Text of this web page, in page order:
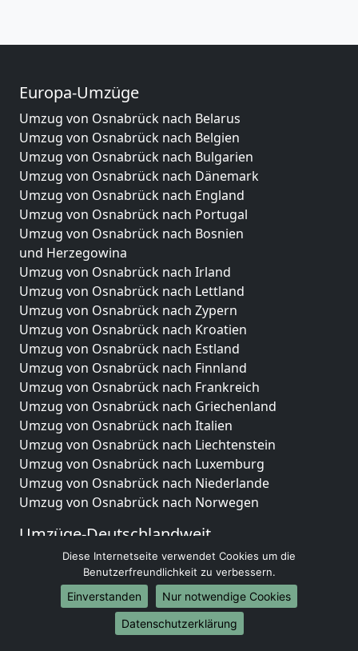
Europa-Umzüge
Umzug von Osnabrück nach Belarus
Umzug von Osnabrück nach Belgien
Umzug von Osnabrück nach Bulgarien
Umzug von Osnabrück nach Dänemark
Umzug von Osnabrück nach England
Umzug von Osnabrück nach Portugal
Umzug von Osnabrück nach Bosnien
und Herzegowina
Umzug von Osnabrück nach Irland
Umzug von Osnabrück nach Lettland
Umzug von Osnabrück nach Zypern
Umzug von Osnabrück nach Kroatien
Umzug von Osnabrück nach Estland
Umzug von Osnabrück nach Finnland
Umzug von Osnabrück nach Frankreich
Umzug von Osnabrück nach Griechenland
Umzug von Osnabrück nach Italien
Umzug von Osnabrück nach Liechtenstein
Umzug von Osnabrück nach Luxemburg
Umzug von Osnabrück nach Niederlande
Umzug von Osnabrück nach Norwegen
Umzüge-Deutschlandweit
Umzug von Osnabrück nach Berlin
Umzug von Osnabrück nach Hamburg
Umzug von Osnabrück nach München
Umzug von Osnabrück nach Köln
Umzug von Osnabrück nach Frankfurt am Main
Diese Internetseite verwendet Cookies um die
Benutzerfreundlichkeit zu verbessern.
Einverstanden
Nur notwendige Cookies
Datenschutzerklärung